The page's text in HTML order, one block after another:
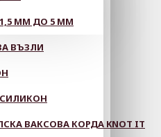
1,5 ММ ДО 5 ММ
ВЪЗЛИ
ВАКСОВА КОРДА KNOT IT